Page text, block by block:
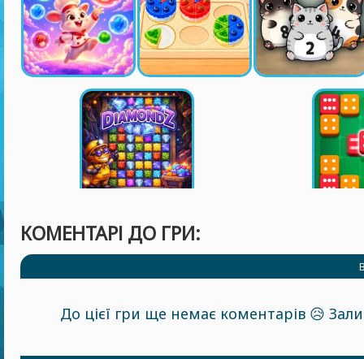
КОМЕНТАРІ ДО ГРИ:
До цієї гри ще немає коментарів 😥